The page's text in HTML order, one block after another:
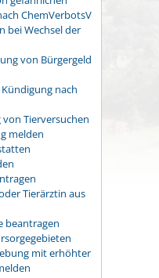
ChemVerbotsV
bei Wechsel der
von Bürgergeld
nach
Tierversuchen
melden
Tierärztin aus
beantragen
mit erhöhter